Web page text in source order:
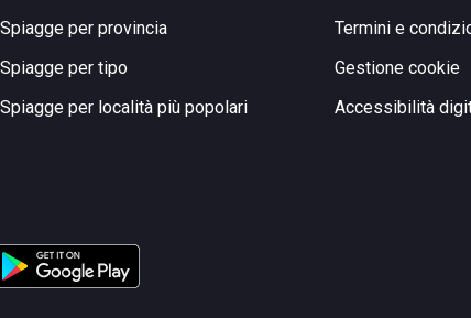
Spiagge per provincia
Spiagge per tipo
Spiagge per località più popolari
Termini e
Gestione cookie
Accessibilità